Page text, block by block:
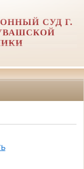
СУД Г.